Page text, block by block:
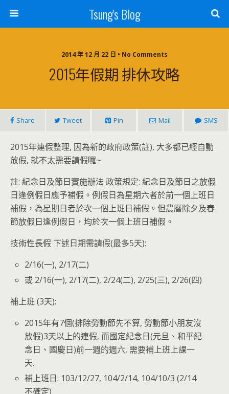
Tsung's Blog
2014 年 12 月 22 日 • No Comments
2015年假期 排休攻略
Share Tweet Pin Mail SMS
2015年連假整理, 因為新的政府政策(註), 大多都已經自動
放假, 就不太需要請假囉~
註: 紀念日及節日實施辦法 政策規定: 紀念日及節日之放假
日逢例假日應予補假。例假日為星期六者於前一個上班日
補假，為星期日者於次一個上班日補假。但農曆除夕及春
節放假日逢例假日，均於次一個上班日補假。
技術性長假 下述日期需請假(最多5天):
2/16(一), 2/17(二)
或 2/16(一), 2/17(二), 2/24(二), 2/25(三), 2/26(四)
補上班 (3天):
2015年有7個(排除勞動節先不算, 勞動節小朋友沒
放假)3天以上的連假, 而國定紀念日(元旦、和平紀
念日、國慶日)前一週的週六, 需要補上班上課一
天.
補上班日: 103/12/27, 104/2/14, 104/10/3 (2/14
不確定)